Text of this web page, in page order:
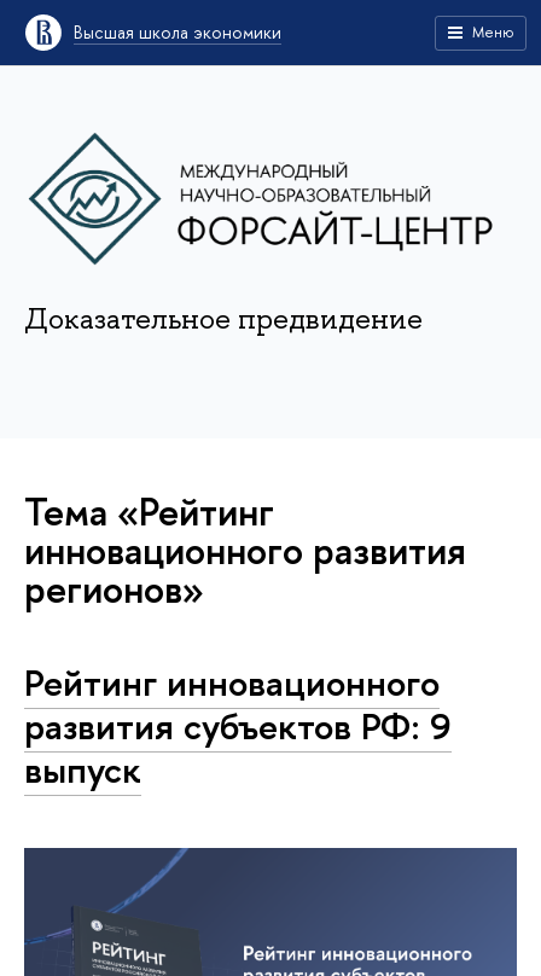
Высшая школа экономики Меню
Доказательное предвидение
Тема «Рейтинг
инновационного развития
регионов»
Рейтинг инновационного
развития субъектов РФ: 9
выпуск